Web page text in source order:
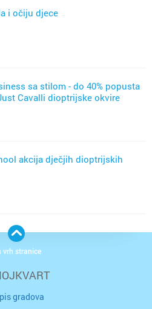
i očiju djece
sa stilom - do 40% popusta
Cavalli dioptrijske okvire
akcija dječjih dioptrijskih
gradova
vrh stranice